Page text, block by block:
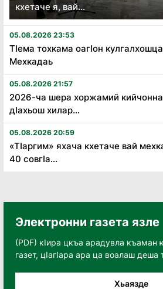
кхетаче я, вай...
05.08.2026 23:53
Тӏема тохкама оагӏон
Мехкадаь
05.08.2026 21:57
2026-ча шера хоржамий кийчонна
дӏахьош хилар...
05.08.2026 20:59
«Тӏаргим» яхача кхетаче вай
40 совгӏа...
Электронни газета язле
(PDF) кӀира цкъа арадувла къаман
газет, цӀагӀара ара ца воалаш деша
Хьаязде